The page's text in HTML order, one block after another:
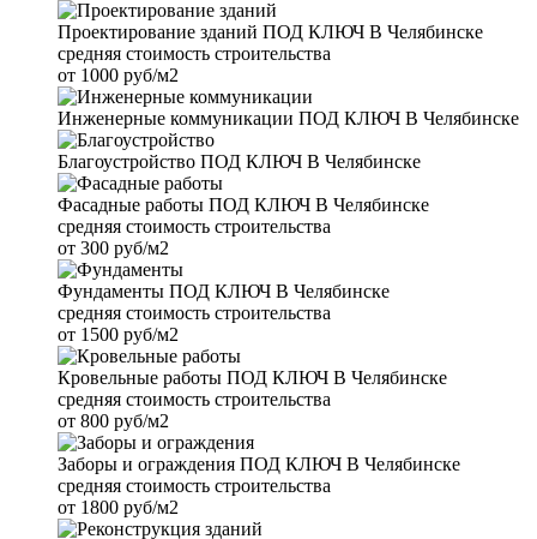
Проектирование зданий ПОД КЛЮЧ В Челябинске
средняя стоимость строительства
от 1000 руб/м2
Инженерные коммуникации ПОД КЛЮЧ В Челябинске
Благоустройство ПОД КЛЮЧ В Челябинске
Фасадные работы ПОД КЛЮЧ В Челябинске
средняя стоимость строительства
от 300 руб/м2
Фундаменты ПОД КЛЮЧ В Челябинске
средняя стоимость строительства
от 1500 руб/м2
Кровельные работы ПОД КЛЮЧ В Челябинске
средняя стоимость строительства
от 800 руб/м2
Заборы и ограждения ПОД КЛЮЧ В Челябинске
средняя стоимость строительства
от 1800 руб/м2